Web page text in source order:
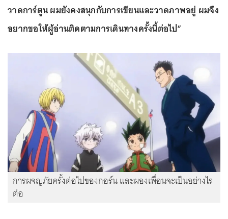
วาดการ์ตูน ผมยังคงสนุกกับการเขียนและวาดภาพอยู่ ผมจึง
อยากขอให้ผู้อ่านติดตามการเดินทางครั้งนี้ต่อไป”
การผจญภัยครั้งต่อไปของกอร์น และผองเพื่อนจะเป็นอย่างไร
ต่อ